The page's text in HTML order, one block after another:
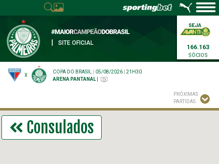
SITE OFICIAL
166.163
SÓCIOS
X
COPA DO BRASIL 05/08/2026
21H30
ARENA PANTANAL
PRÓXIMAS
PARTIDAS
Consulados